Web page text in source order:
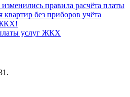
правила расчёта платы
квартир без приборов учёта
услуг ЖКХ